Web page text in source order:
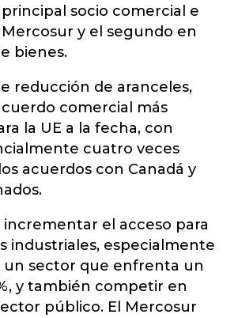
principal socio comercial e
y el segundo en
bienes.
reducción de aranceles,
comercial más
la UE a la fecha, con
cuatro veces
acuerdos con Canadá y
incrementar el acceso para
industriales, especialmente
un sector que enfrenta un
y también competir en
público. El Mercosur